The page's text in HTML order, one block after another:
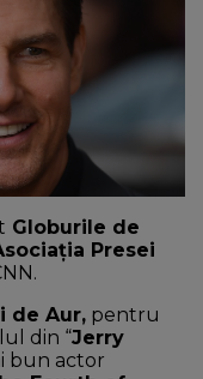
Globurile de
Presei
de Aur, pentru
din “Jerry
bun actor